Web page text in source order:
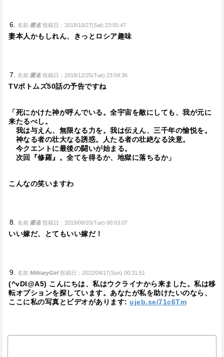
名前:匿名 投稿日：2018/10/27(Sat) 23:55:47
妻本人かもしれん、きっとロシア趣味
名前:匿名 投稿日：2018/12/25(Tue) 23:59:36
TVボトムズ50話の予告ですね
「死にかけた神が呼んでいる。全宇宙を敵にしても、我が元に
来たるべし。
我は与えん、無限なる力を。我は伝えん、三千年の愉悦を。
神なる者の壮大なる誘惑。人たる者の壮絶なる決意。
今クエントに最後の闘いが始まる。
次回『修羅』。全てを得るか、地獄に落ちるか」
こんなの笑いますわ
名前:匿名 投稿日：2019/08/20(Tue) 00:03:07
いい嫁だ、とてもいい嫁だ！
名前:MilitaryGirl 投稿日：2022/04/17(Sun) 00:31:51
(^vDI@A5) こんにちは、私はウクライナから来ました。私は移
転オプションを探しています。あなたが私を助けたいのなら、
ここに私の写真とビデオがあります: ujeb.se/71c6Tm